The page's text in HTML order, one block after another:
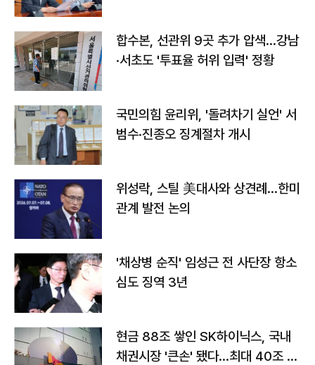
합수본, 선관위 9곳 추가 압색…강남
·서초도 '투표율 허위 입력' 정황
국민의힘 윤리위, '돌려차기 실언' 서
범수·진종오 징계절차 개시
위성락, 스틸 美대사와 상견례…한미
관계 발전 논의
'채상병 순직' 임성근 전 사단장 항소
심도 징역 3년
현금 88조 쌓인 SK하이닉스, 국내
채권시장 '큰손' 됐다…최대 40조 투